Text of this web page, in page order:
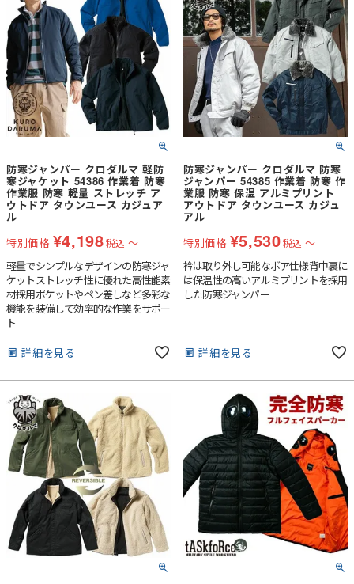
防寒ジャンパー クロダルマ 軽防
寒ジャケット 54386 作業着 防寒
作業服 防寒 軽量 ストレッチ ア
ウトドア タウンユース カジュア
ル
特別価格 ¥4,198税込 〜
軽量でシンプルなデザインの防寒ジャ
ケットストレッチ性に優れた高性能素
材採用ポケットやペン差しなど多彩な
機能を装備して効率的な作業をサポー
ト
詳細を見る
防寒ジャンパー クロダルマ 防寒
ジャンパー 54385 作業着 防寒 作
業服 防寒 保温 アルミプリント
アウトドア タウンユース カジュ
アル
特別価格 ¥5,530税込 〜
衿は取り外し可能なボア仕様背中裏に
は保温性の高いアルミプリントを採用
した防寒ジャンパー
詳細を見る